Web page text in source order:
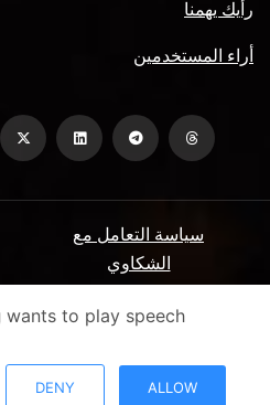
رأيك يهمنا
أراء المستخدمين
سياسة التعامل مع
الشكاوي
ميثاق المتعاملين
wants to play speech
DENY ALLOW